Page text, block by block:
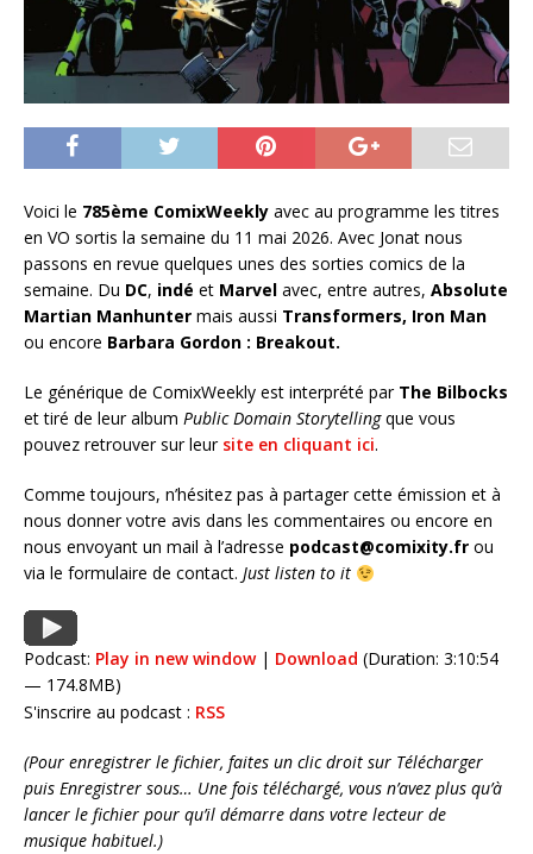
Voici le 785ème ComixWeekly avec au programme les titres
en VO sortis la semaine du 11 mai 2026. Avec Jonat nous
passons en revue quelques unes des sorties comics de la
semaine. Du DC, indé et Marvel avec, entre autres, Absolute
Martian Manhunter mais aussi Transformers, Iron Man
ou encore Barbara Gordon : Breakout.
Le générique de ComixWeekly est interprété par The Bilbocks
et tiré de leur album Public Domain Storytellingque vous
pouvez retrouver sur leur site en cliquant ici.
Comme toujours, n’hésitez pas à partager cette émission et à
nous donner votre avis dans les commentaires ou encore en
nous envoyant un mail à l’adresse podcast@comixity.fr ou
via le formulaire de contact. Just listen to it
Podcast: Play in new window| Download (Duration: 3:10:54
— 174.8MB)
S'inscrire au podcast : RSS
(Pour enregistrer le fichier, faites un clic droit sur Télécharger
puis Enregistrer sous… Une fois téléchargé, vous n’avez plus qu’à
lancer le fichier pour qu’il démarre dans votre lecteur de
musique habituel.)